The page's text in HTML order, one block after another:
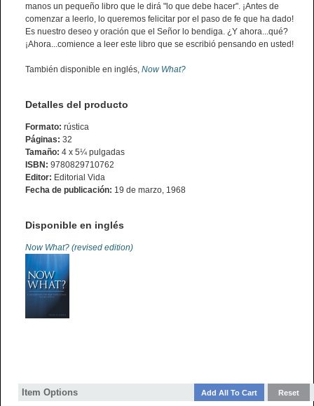
manos un pequeño libro que le dirá "lo que debe hacer". ¡Antes de
comenzar a leerlo, lo queremos felicitar por el paso de fe que ha dado!
Es nuestro deseo y oración que el Señor lo bendiga. ¿Y ahora...qué?
¡Ahora...comience a leer este libro que se escribió pensando en usted!
También disponible en inglés, Now What?
Detalles del producto
Formato: rústica
Páginas: 32
Tamaño: 4 x 5¼ pulgadas
ISBN: 9780829710762
Editor: Editorial Vida
Fecha de publicación: 19 de marzo, 1968
Disponible en inglés
Now What? (revised edition)
Item Options